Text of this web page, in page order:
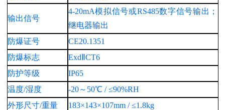
输出信号
4-20mA模拟信号或RS485数字信号输出 ；
继电器输出
防爆证号
CE20.1351
防爆标志
ExdⅡCT6
防护等级
IP65
温度/湿度
-20～50℃ / ≤90%RH
外形尺寸/重量
183×143×107mm / ≤1.8kg